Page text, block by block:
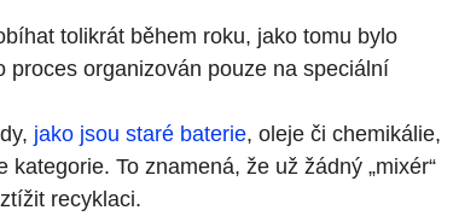
tolikrát během roku, jako tomu bylo
organizován pouze na speciální
jako jsou staré baterie, oleje či chemikálie,
To znamená, že už žádný „mixér“
recyklaci.